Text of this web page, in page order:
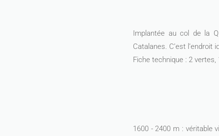
Implantée au col de la
Catalanes. C’est
Fiche technique : 2 vertes,
1600 - 2400 m : véritable